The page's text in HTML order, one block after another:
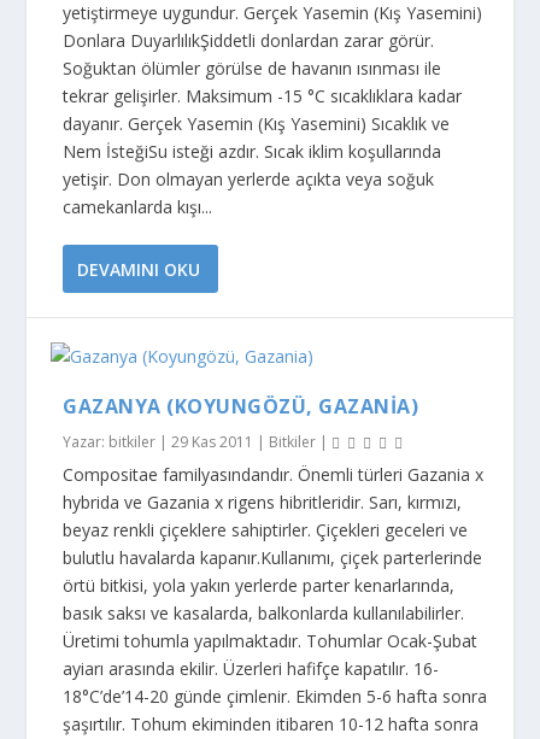
yetiştirmeye uygundur. Gerçek Yasemin (Kış Yasemini)
Donlara DuyarlılıkŞiddetli donlardan zarar görür.
Soğuktan ölümler görülse de havanın ısınması ile
tekrar gelişirler. Maksimum -15 °C sıcaklıklara kadar
dayanır. Gerçek Yasemin (Kış Yasemini) Sıcaklık ve
Nem İsteğiSu isteği azdır. Sıcak iklim koşullarında
yetişir. Don olmayan yerlerde açıkta veya soğuk
camekanlarda kışı...
DEVAMINI OKU
GAZANYA (KOYUNGÖZÜ, GAZANIA)
Yazar: bitkiler |29 Kas 2011 | Bitkiler |
Compositae familyasındandır. Önemli türleri Gazania x
hybrida ve Gazania x rigens hibritleridir. Sarı, kırmızı,
beyaz renkli çiçeklere sahiptirler. Çiçekleri geceleri ve
bulutlu havalarda kapanır.Kullanımı, çiçek parterlerinde
örtü bitkisi, yola yakın yerlerde parter kenarlarında,
basık saksı ve kasalarda, balkonlarda kullanılabilirler.
Üretimi tohumla yapılmaktadır. Tohumlar Ocak-Şubat
ayiarı arasında ekilir. Üzerleri hafifçe kapatılır. 16-
18°C’de’14-20 günde çimlenir. Ekimden 5-6 hafta sonra
şaşırtılır. Tohum ekiminden itibaren 10-12 hafta sonra